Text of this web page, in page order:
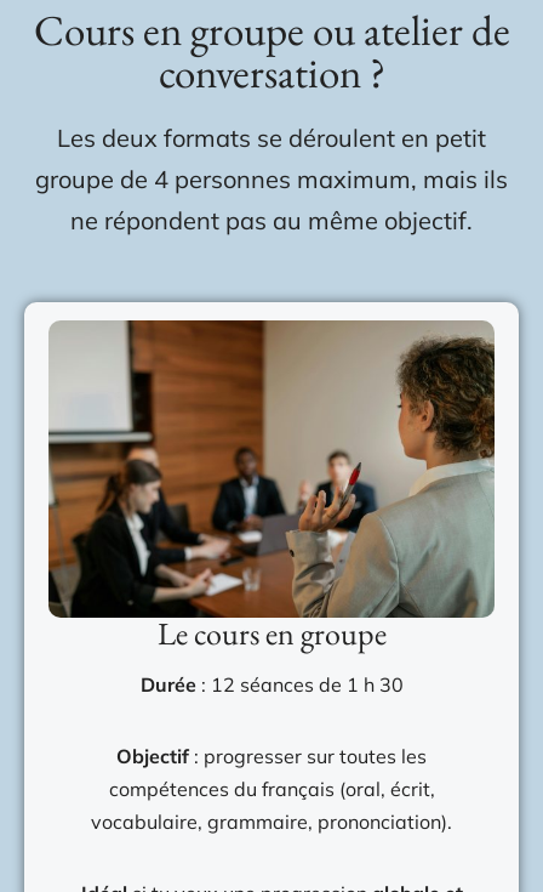
Cours en groupe ou atelier de
conversation ?
Les deux formats se déroulent en petit
groupe de 4 personnes maximum, mais ils
ne répondent pas au même objectif.
Le cours en groupe
Durée: 12 séances de 1 h 30
Objectif : progresser sur toutes les
compétences du français (oral, écrit,
vocabulaire, grammaire, prononciation).